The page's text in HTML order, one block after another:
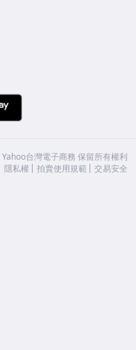
Yahoo台灣電子商務 保留所有權利
隱私權 拍賣使用規範 交易安全